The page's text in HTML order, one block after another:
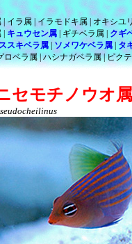
セモチノウオ属
イラ属 イラモドキ属
オキシユ
キュウセン属 ギチベラ属
クギ
スキベラ属 ソメワケベラ属 タ
ロベラ属 ハシナガベラ属 ピク